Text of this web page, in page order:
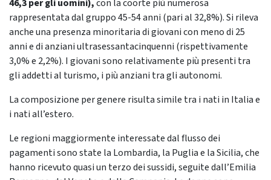
46,3 per gli uomini),con la coorte più numerosa
rappresentata dal gruppo 45-54 anni (pari al 32,8%). Si rileva
anche una presenza minoritaria di giovani con meno di 25
anni e di anziani ultrasessantacinquenni (rispettivamente
3,0% e 2,2%). I giovani sono relativamente più presenti tra
gli addetti al turismo, i più anziani tra gli autonomi.
La composizione per genere risulta simile tra i nati in Italia e
i nati all’estero.
Le regioni maggiormente interessate dal flusso dei
pagamenti sono state la Lombardia, la Puglia e la Sicilia, che
hanno ricevuto quasi un terzo dei sussidi, seguite dall’Emilia